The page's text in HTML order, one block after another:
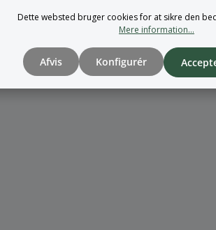
Dette websted bruger cookies for at sikre den
Mere information...
Afvis Konfigurér